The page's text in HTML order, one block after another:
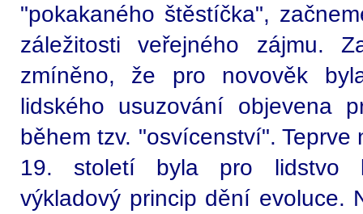
"pokakaného štěstíčka",
záležitosti veřejného zájmu.
zmíněno, že pro novověk
lidského usuzování objevena
během tzv. "osvícenství".
19. století byla pro lidstvo
výkladový princip dění evoluce.